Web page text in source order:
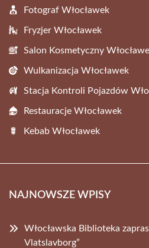
Fotograf Włocławek
Fryzjer Włocławek
Salon Kosmetyczny
Wulkanizacja Włocławek
Stacja Kontroli Pojazdów
Restauracje Włocławek
Kebab Włocławek
NAJNOWSZE WPISY
Włocławska Biblioteka
Vlatslavborg”